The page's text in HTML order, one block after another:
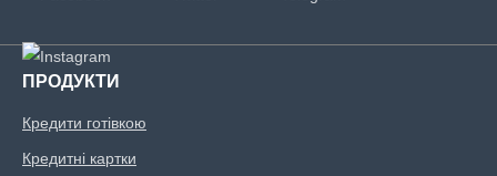
ПРОДУКТИ
Кредити готівкою
Кредитні картки